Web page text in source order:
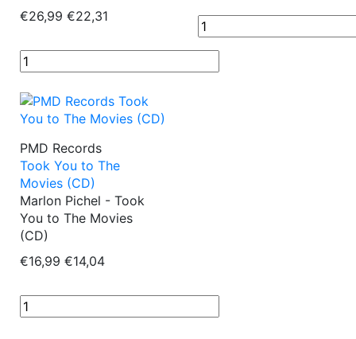
€26,99 €22,31
PMD Records
Took You to The
Movies (CD)
Marlon Pichel - Took
You to The Movies
(CD)
€16,99 €14,04